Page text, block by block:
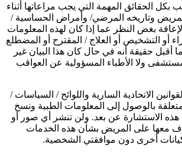
بكل الحقائق المهمة التي يجب مراعاتها أثناء
للمريض وتاريخه المرضي/ وأمراض الحساسية /
بغض النظر عما إذا كان لهذه المعلومات
أو التشخيص أو العلاج / المقترح أو المضطلع
حقيقة أنه في حال كان هذا البيان غير
ولا الأطباء المسؤولية عن العواقب
الاتحادية السارية واللوائح / السياسات /
بالوصول إلى المعلومات الطبية ونسخ
الاستشارة عن بعد. ولن تنشر أي صور أو
معها على المريض بشأن هذه الخدمات
أخرى دون موافقتي الشخصية.